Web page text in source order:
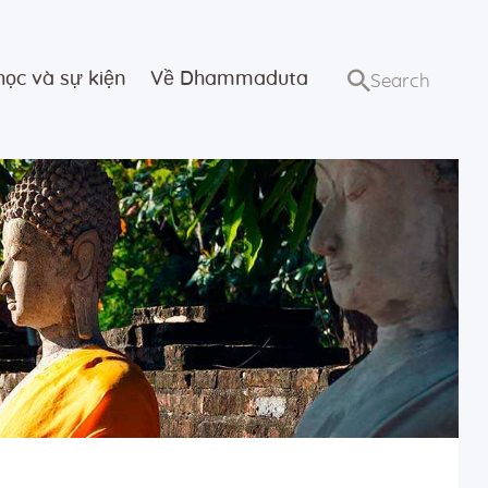
và sự kiện Về Dhammaduta